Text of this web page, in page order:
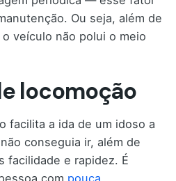
Ou seja, além de
veículo não polui o meio
locomoção
facilita a ida de um idoso a
conseguia ir, além de
facilidade e rapidez. É